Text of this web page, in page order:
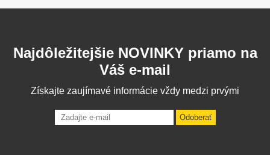
Najdôležitejšie NOVINKY priamo na
Váš e-mail
Získajte zaujímavé informácie vždy medzi prvými
Odoberať